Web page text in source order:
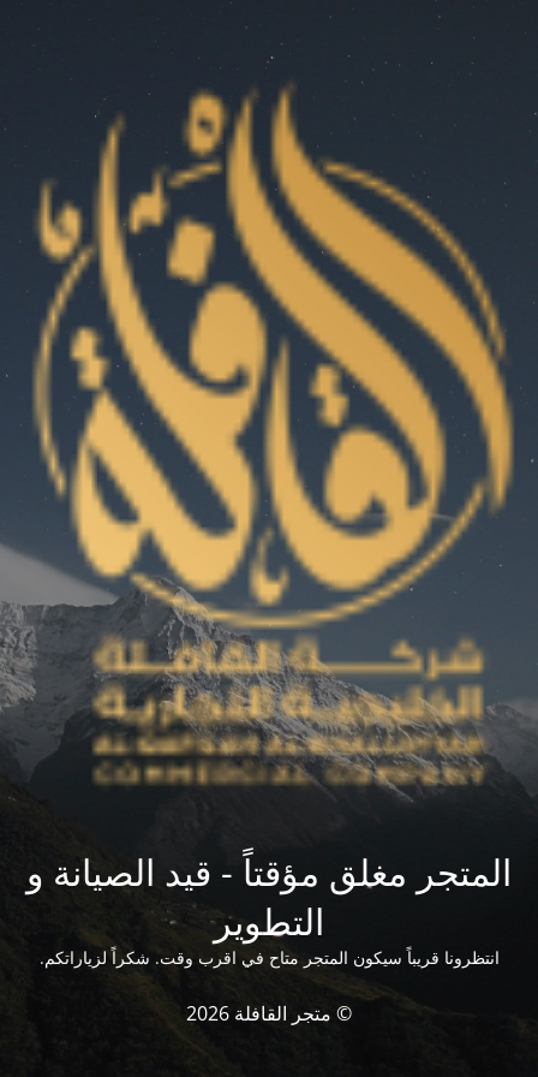
المتجر مغلق مؤقتاً - قيد الصيانة و
التطوير
انتظرونا قريباً سيكون المتجر متاح في اقرب وقت. شكراً لزياراتكم.
© متجر القافلة 2026